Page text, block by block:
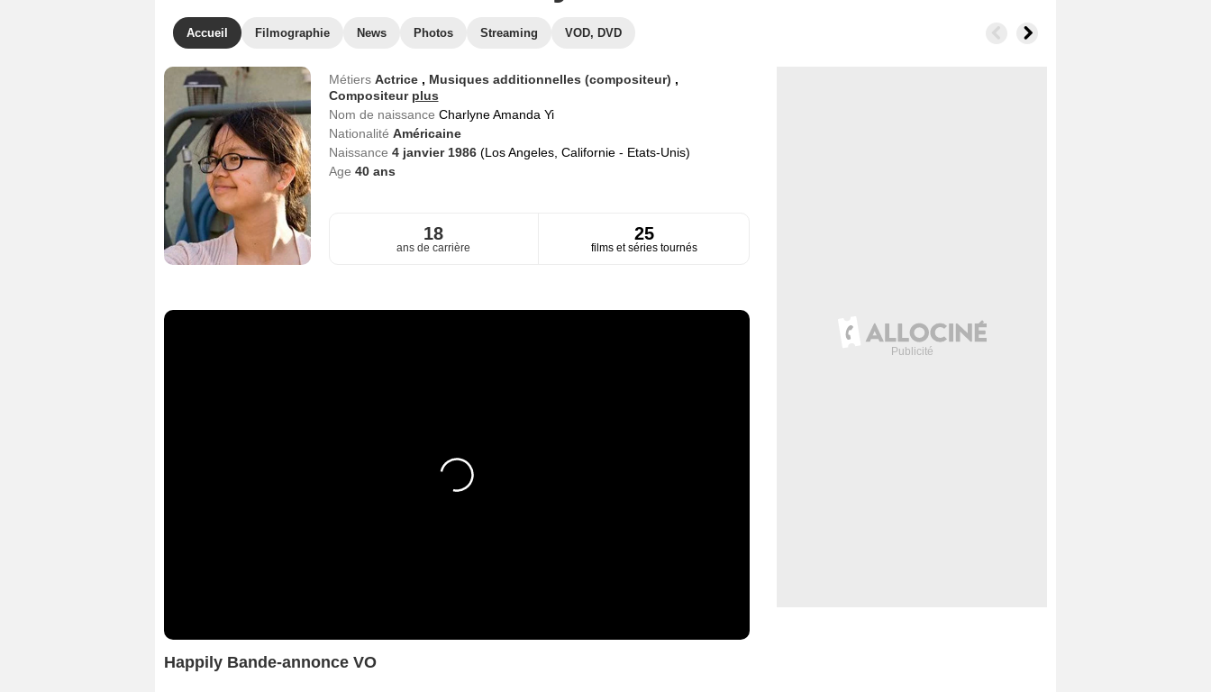
Accueil Filmographie News Photos Streaming VOD, DVD
Métiers Actrice , Musiques additionnelles (compositeur) ,
Compositeur plus
Nom de naissance Charlyne Amanda Yi
Nationalité Américaine
Naissance 4 janvier 1986 (Los Angeles, Californie - Etats-Unis)
Age 40ans
18
ans de carrière
25
films et séries tournés
Happily Bande-annonce VO